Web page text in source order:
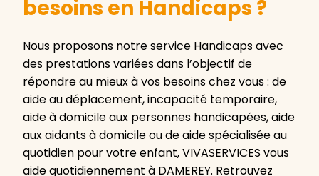
besoins en Handicaps ?
Nous proposons notre service Handicaps avec
des prestations variées dans l’objectif de
répondre au mieux à vos besoins chez vous : de
aide au déplacement, incapacité temporaire,
aide à domicile aux personnes handicapées, aide
aux aidants à domicile ou de aide spécialisée au
quotidien pour votre enfant, VIVASERVICES vous
aide quotidiennement à DAMEREY. Retrouvez